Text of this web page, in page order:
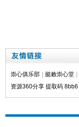
崇心俱乐部 懿敕崇心堂
资源360分享 提取码 8bb6